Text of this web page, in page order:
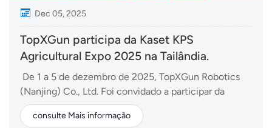
Dec 05, 2025
TopXGun participa da Kaset KPS
Agricultural Expo 2025 na Tailândia.
De 1 a 5 de dezembro de 2025, TopXGun Robotics
(Nanjing) Co., Ltd. Foi convidado a participar da
Exposição Agrícola Kaset KPS 2025 na Tailândia, bem
como de uma série de atividades de cooperação em
consulte Mais informação